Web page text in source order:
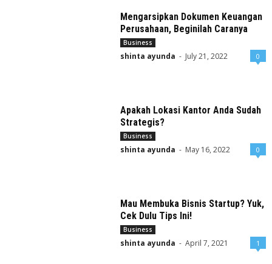
Mengarsipkan Dokumen Keuangan
Perusahaan, Beginilah Caranya
Business
shinta ayunda - July 21, 2022 0
Apakah Lokasi Kantor Anda Sudah
Strategis?
Business
shinta ayunda - May 16, 2022 0
Mau Membuka Bisnis Startup? Yuk,
Cek Dulu Tips Ini!
Business
shinta ayunda - April 7, 2021 1